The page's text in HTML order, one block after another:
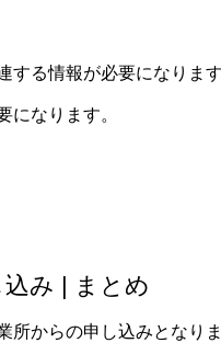
する情報が必要になりま
になります。
み | まとめ
所からの申し込みとなり